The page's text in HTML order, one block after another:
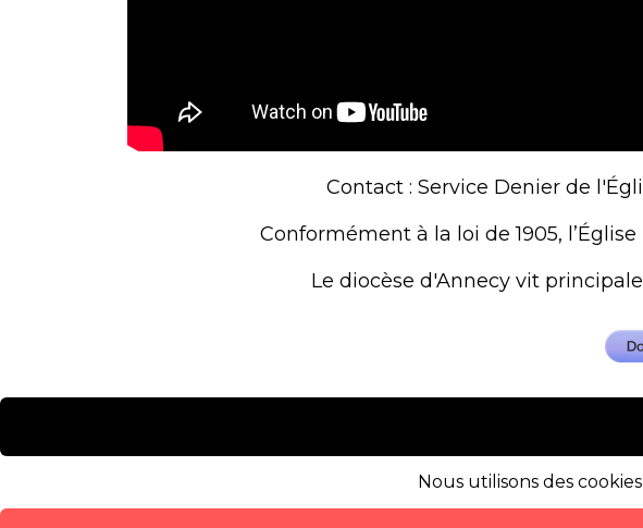
Contact : Service Denier de
Conformément à la loi de 1905,
Le diocèse d'Annecy vit
Nous utilisons des